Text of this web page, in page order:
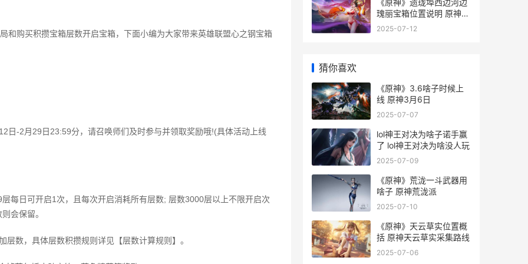
和购买积攒宝箱层数开启宝箱，下面小编为大家带来英雄联盟心之钢宝箱
日-2月29日23:59分，请召唤师们及时参与并领取奖励哦!(具体活动上线
每日可开启1次，且每次开启消耗所有层数; 层数3000层以上不限开启次
会保留。
数，具体层数积攒规则详见【层数计算规则】。
《原神》遗珑埠西边河边
瑰丽宝箱位置说明 原神遗
迹位置大全
2025-07-12
猜你喜欢
《原神》3.6啥子时候上
线 原神3月6日
2025-07-07
lol神王对决为啥子诺手赢
了 lol神王对决为啥没人玩
2025-07-09
《原神》荒泷一斗武器用
啥子 原神荒泷派
2025-07-10
《原神》天云草实位置概
括 原神天云草实采集路线
2025-07-06